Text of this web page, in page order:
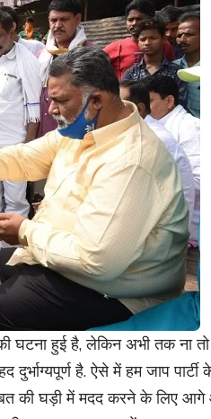
घटना हुई है, लेकिन अभी तक ना तो
है. ऐसे में हम जाप पार्टी के
की घड़ी में मदद करने के लिए